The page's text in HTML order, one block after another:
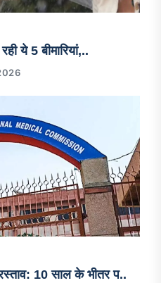
ये 5 बीमारियां,..
10 साल के भीतर प..